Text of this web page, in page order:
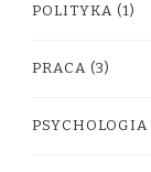
POLITYKA (1)
PRACA (3)
PSYCHOLOGIA